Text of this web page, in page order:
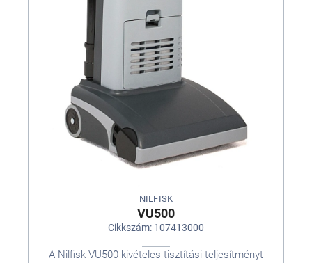
NILFISK
VU500
Cikkszám: 107413000
A Nilfisk VU500 kivételes tisztítási teljesítményt